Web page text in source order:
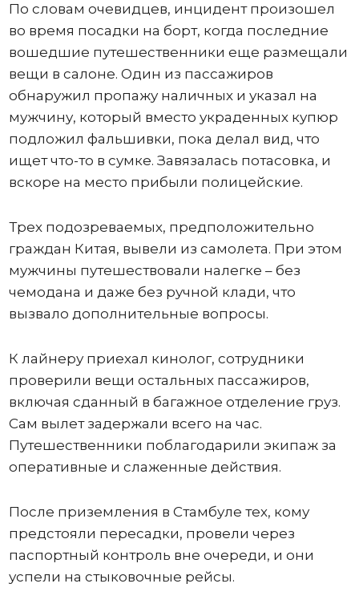
По словам очевидцев, инцидент произошел
во время посадки на борт, когда последние
вошедшие путешественники еще размещали
вещи в салоне. Один из пассажиров
обнаружил пропажу наличных и указал на
мужчину, который вместо украденных купюр
подложил фальшивки, пока делал вид, что
ищет что-то в сумке. Завязалась потасовка, и
вскоре на место прибыли полицейские.
Трех подозреваемых, предположительно
граждан Китая, вывели из самолета. При этом
мужчины путешествовали налегке – без
чемодана и даже без ручной клади, что
вызвало дополнительные вопросы.
К лайнеру приехал кинолог, сотрудники
проверили вещи остальных пассажиров,
включая сданный в багажное отделение груз.
Сам вылет задержали всего на час.
Путешественники поблагодарили экипаж за
оперативные и слаженные действия.
После приземления в Стамбуле тех, кому
предстояли пересадки, провели через
паспортный контроль вне очереди, и они
успели на стыковочные рейсы.